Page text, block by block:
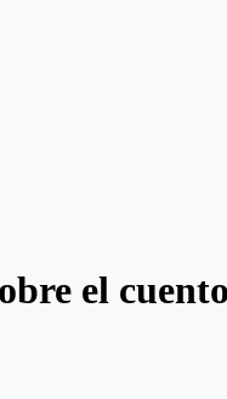
el